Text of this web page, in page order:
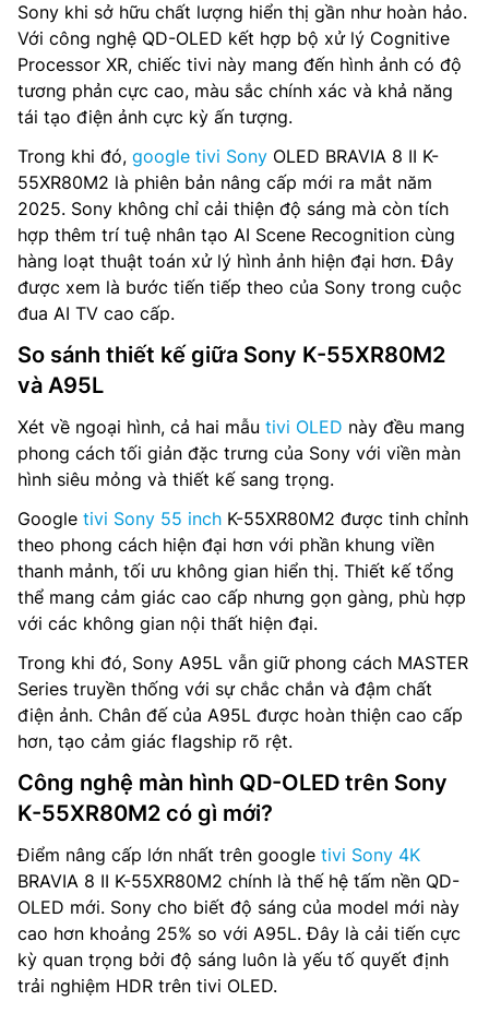
Sony khi sở hữu chất lượng hiển thị gần như hoàn hảo.
Với công nghệ QD-OLED kết hợp bộ xử lý Cognitive
Processor XR, chiếc tivi này mang đến hình ảnh có độ
tương phản cực cao, màu sắc chính xác và khả năng
tái tạo điện ảnh cực kỳ ấn tượng.
Trong khi đó, google tivi Sony OLED BRAVIA 8 II K-
55XR80M2 là phiên bản nâng cấp mới ra mắt năm
2025. Sony không chỉ cải thiện độ sáng mà còn tích
hợp thêm trí tuệ nhân tạo AI Scene Recognition cùng
hàng loạt thuật toán xử lý hình ảnh hiện đại hơn. Đây
được xem là bước tiến tiếp theo của Sony trong cuộc
đua AI TV cao cấp.
So sánh thiết kế giữa Sony K-55XR80M2
và A95L
Xét về ngoại hình, cả hai mẫu tivi OLED này đều mang
phong cách tối giản đặc trưng của Sony với viền màn
hình siêu mỏng và thiết kế sang trọng.
Google tivi Sony 55 inch K-55XR80M2 được tinh chỉnh
theo phong cách hiện đại hơn với phần khung viền
thanh mảnh, tối ưu không gian hiển thị. Thiết kế tổng
thể mang cảm giác cao cấp nhưng gọn gàng, phù hợp
với các không gian nội thất hiện đại.
Trong khi đó, Sony A95L vẫn giữ phong cách MASTER
Series truyền thống với sự chắc chắn và đậm chất
điện ảnh. Chân đế của A95L được hoàn thiện cao cấp
hơn, tạo cảm giác flagship rõ rệt.
Công nghệ màn hình QD-OLED trên Sony
K-55XR80M2 có gì mới?
Điểm nâng cấp lớn nhất trên google tivi Sony 4K
BRAVIA 8 II K-55XR80M2 chính là thế hệ tấm nền QD-
OLED mới. Sony cho biết độ sáng của model mới này
cao hơn khoảng 25% so với A95L. Đây là cải tiến cực
kỳ quan trọng bởi độ sáng luôn là yếu tố quyết định
trải nghiệm HDR trên tivi OLED.